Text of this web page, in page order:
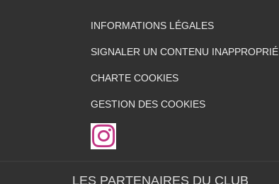
INFORMATIONS LÉGALES
SIGNALER UN CONTENU INAPPROPRIÉ
CHARTE COOKIES
GESTION DES COOKIES
LES PARTENAIRES DU CLUB